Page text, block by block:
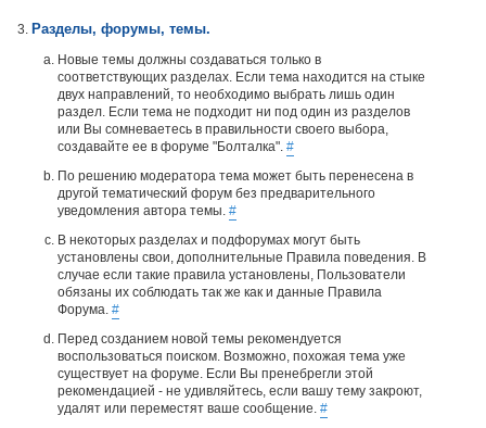
Разделы, форумы, темы.
Новые темы должны создаваться только в
соответствующих разделах. Если тема находится на стыке
двух направлений, то необходимо выбрать лишь один
раздел. Если тема не подходит ни под один из разделов
или Вы сомневаетесь в правильности своего выбора,
создавайте ее в форуме "Болталка". #
По решению модератора тема может быть перенесена в
другой тематический форум без предварительного
уведомления автора темы. #
В некоторых разделах и подфорумах могут быть
установлены свои, дополнительные Правила поведения. В
случае если такие правила установлены, Пользователи
обязаны их соблюдать так же как и данные Правила
Форума. #
Перед созданием новой темы рекомендуется
воспользоваться поиском. Возможно, похожая тема уже
существует на форуме. Если Вы пренебрегли этой
рекомендацией - не удивляйтесь, если вашу тему закроют,
удалят или переместят ваше сообщение. #